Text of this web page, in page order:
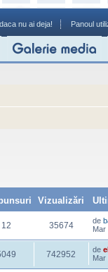
nu ai deja! Panoul
Vizualizări
12 35674 de
Mar
742952 de
Mar